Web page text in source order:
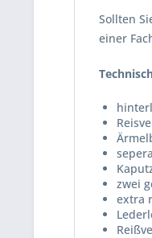
Sollten
einer
zwei
extra